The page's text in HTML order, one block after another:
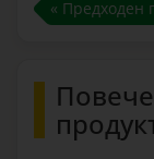
« Предходен